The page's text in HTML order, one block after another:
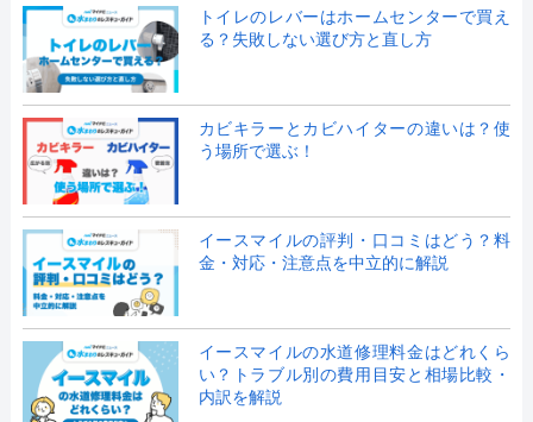
トイレのレバーはホームセンターで買え
る？失敗しない選び方と直し方
カビキラーとカビハイターの違いは？使
う場所で選ぶ！
イースマイルの評判・口コミはどう？料
金・対応・注意点を中立的に解説
イースマイルの水道修理料金はどれくら
い？トラブル別の費用目安と相場比較・
内訳を解説